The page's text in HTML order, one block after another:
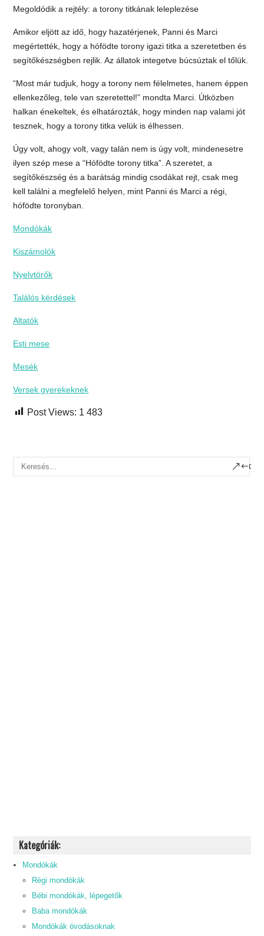
Megoldódik a rejtély: a torony titkának leleplezése
Amikor eljött az idő, hogy hazatérjenek, Panni és Marci
megértették, hogy a hófödte torony igazi titka a szeretetben és
segítőkészségben rejlik. Az állatok integetve búcsúztak el tőlük.
“Most már tudjuk, hogy a torony nem félelmetes, hanem éppen
ellenkezőleg, tele van szeretettel!” mondta Marci. Útközben
halkan énekeltek, és elhatározták, hogy minden nap valami jót
tesznek, hogy a torony titka velük is élhessen.
Úgy volt, ahogy volt, vagy talán nem is úgy volt, mindenesetre
ilyen szép mese a “Hófödte torony titka”. A szeretet, a
segítőkészség és a barátság mindig csodákat rejt, csak meg
kell találni a megfelelő helyen, mint Panni és Marci a régi,
hófödte toronyban.
Mondókák
Kiszámolók
Nyelvtörők
Találós kérdések
Altatók
Esti mese
Mesék
Versek gyerekeknek
Post Views: 1 483
Kategóriák:
Mondókák
Régi mondókák
Bébi mondókák, lépegetők
Baba mondókák
Mondókák óvodásoknak